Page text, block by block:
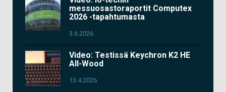
messuosastoraportit Computex
2026 -tapahtumasta
3.6.2026
Video: Testissä Keychron K2 HE
All-Wood
13.4.2026